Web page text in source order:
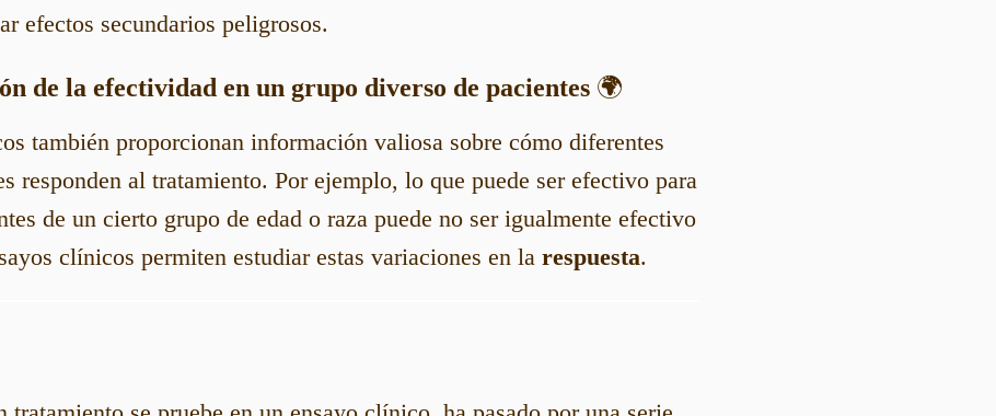
efectos secundarios peligrosos.
de la efectividad en un grupo diverso de pacientes 🌍
también proporcionan información valiosa sobre cómo diferentes
responden al tratamiento. Por ejemplo, lo que puede ser efectivo para
de un cierto grupo de edad o raza puede no ser igualmente efectivo
clínicos permiten estudiar estas variaciones en la respuesta.